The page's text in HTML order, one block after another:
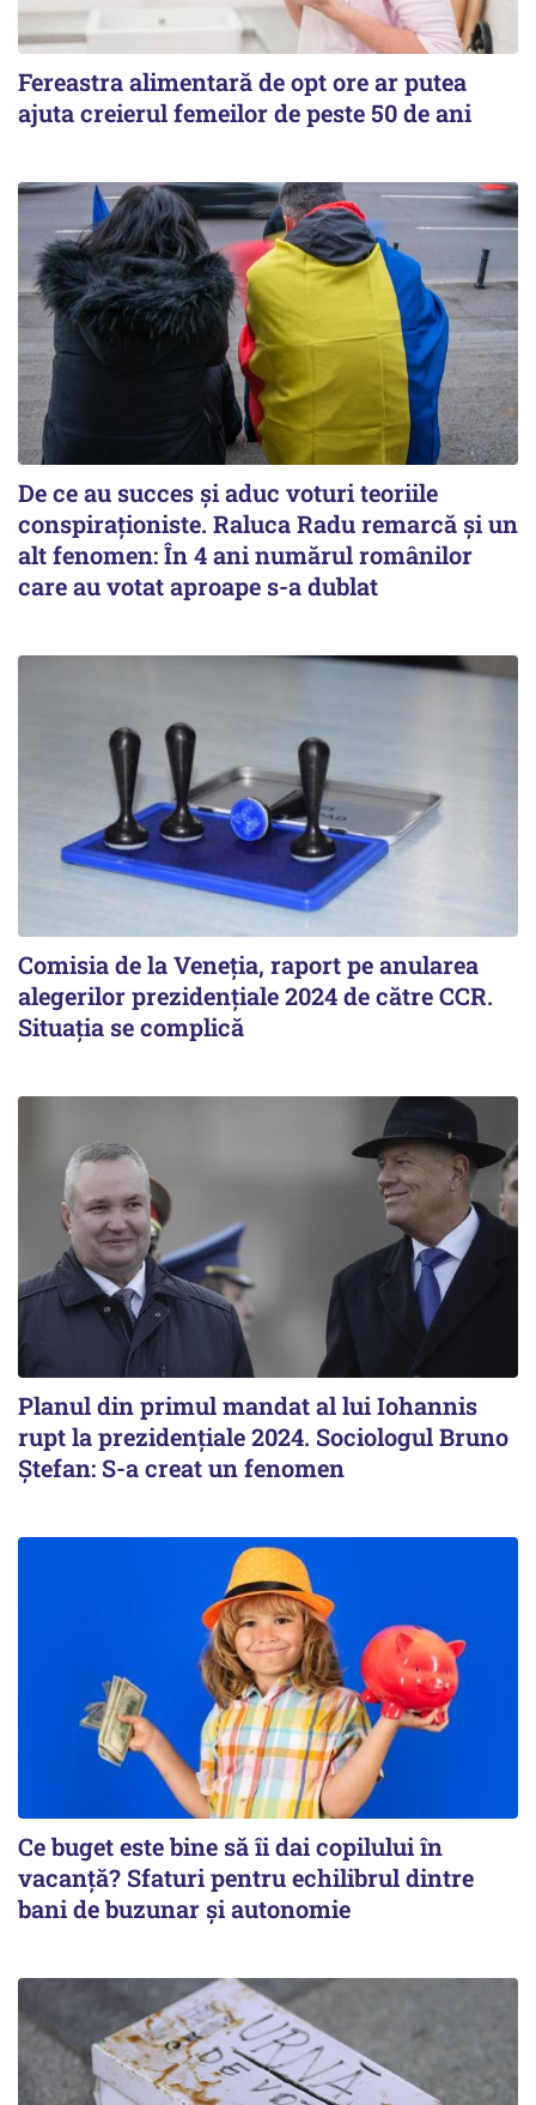
Fereastra alimentară de opt ore ar putea
ajuta creierul femeilor de peste 50 de ani
De ce au succes și aduc voturi teoriile
conspiraționiste. Raluca Radu remarcă și un
alt fenomen: În 4 ani numărul românilor
care au votat aproape s-a dublat
Comisia de la Veneția, raport pe anularea
alegerilor prezidențiale 2024 de către CCR.
Situația se complică
Planul din primul mandat al lui Iohannis
rupt la prezidențiale 2024. Sociologul Bruno
Ștefan: S-a creat un fenomen
Ce buget este bine să îi dai copilului în
vacanță? Sfaturi pentru echilibrul dintre
bani de buzunar și autonomie